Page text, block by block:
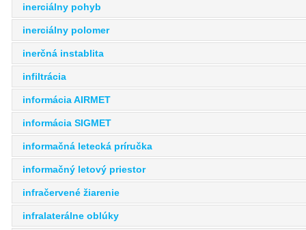
inerciálny pohyb
inerciálny polomer
inerčná instablita
infiltrácia
informácia AIRMET
informácia SIGMET
informačná letecká príručka
informačný letový priestor
infračervené žiarenie
infralaterálne oblúky